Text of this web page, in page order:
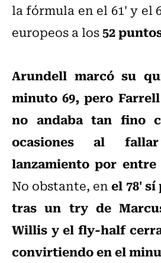
la fórmula en el 61' y el
europeos a los52
Arundell marcó su
minuto 69, pero
no andaba tan fino
ocasiones al
lanzamiento por
No obstante, enel 78'
tras un try de
Willis y el fly-half
convirtiendo en el